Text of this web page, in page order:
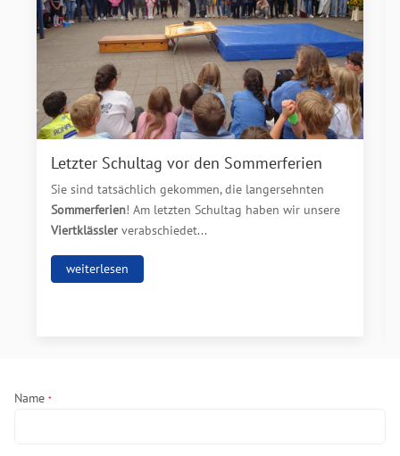
Letzter Schultag vor den Sommerferien
Sie sind tatsächlich gekommen, die langersehnten
Sommerferien! Am letzten Schultag haben wir unsere
Viertklässler verabschiedet...
weiterlesen
Name*